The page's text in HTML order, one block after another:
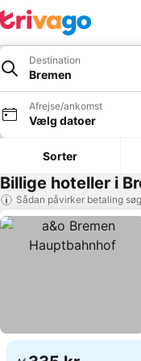
Destination
Bremen
Afrejse/ankomst
Vælg datoer
Sorter
Billige hoteller i
Sådan påvirker betaling